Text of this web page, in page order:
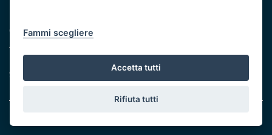
Cookie e privacy
Atti di notifica
Feed RSS
Servizi Intranet
Fammi scegliere
Accetta tutti
Rifiuta tutti